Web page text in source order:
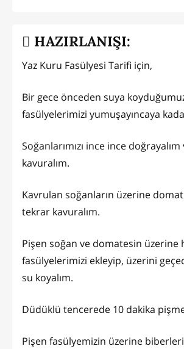
HAZIRLANIŞI:
Yaz Kuru Fasülyesi Tarifi için,
Bir gece önceden suya
fasülyelerimizi yumuşayıncaya
Soğanlarımızı ince ince
kavuralım.
Kavrulan soğanların üzerine
tekrar kavuralım.
Pişen soğan ve domatesin üzerine
fasülyelerimizi ekleyip, üzerini
su koyalım.
Düdüklü tencerede 10 dakika
Pişen fasülyemizin üzerine